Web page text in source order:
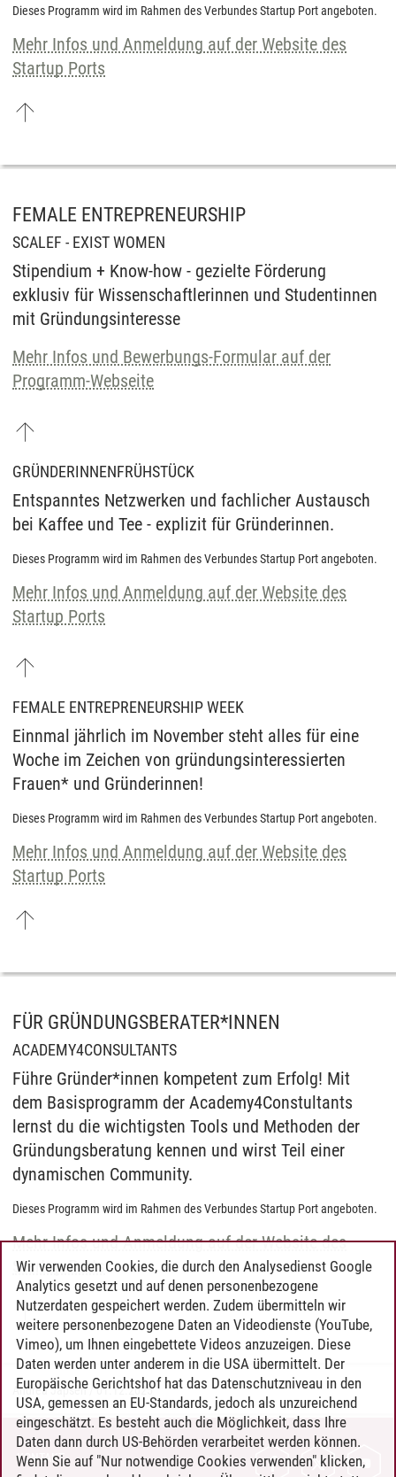
Dieses Programm wird im Rahmen des Verbundes Startup Port angeboten.
Mehr Infos und Anmeldung auf der Website des
Startup Ports
FEMALE ENTREPRENEURSHIP
SCALEF - EXIST WOMEN
Stipendium + Know-how - gezielte Förderung
exklusiv für Wissenschaftlerinnen und Studentinnen
mit Gründungsinteresse
Mehr Infos und Bewerbungs-Formular auf der
Programm-Webseite
GRÜNDERINNENFRÜHSTÜCK
Entspanntes Netzwerken und fachlicher Austausch
bei Kaffee und Tee - explizit für Gründerinnen.
Dieses Programm wird im Rahmen des Verbundes Startup Port angeboten.
Mehr Infos und Anmeldung auf der Website des
Startup Ports
FEMALE ENTREPRENEURSHIP WEEK
Einnmal jährlich im November steht alles für eine
Woche im Zeichen von gründungsinteressierten
Frauen* und Gründerinnen!
Dieses Programm wird im Rahmen des Verbundes Startup Port angeboten.
Mehr Infos und Anmeldung auf der Website des
Startup Ports
FÜR GRÜNDUNGSBERATER*INNEN
ACADEMY4CONSULTANTS
Führe Gründer*innen kompetent zum Erfolg! Mit
dem Basisprogramm der Academy4Constultants
lernst du die wichtigsten Tools und Methoden der
Gründungsberatung kennen und wirst Teil einer
dynamischen Community.
Dieses Programm wird im Rahmen des Verbundes Startup Port angeboten.
Mehr Infos und Anmeldung auf der Website des
Startup Ports
Andrea Japsen/01.12.2025
KONTAKT
Wir verwenden Cookies, die durch den Analysedienst Google
Analytics gesetzt und auf denen personenbezogene
Nutzerdaten gespeichert werden. Zudem übermitteln wir
weitere personenbezogene Daten an Videodienste (YouTube,
Vimeo), um Ihnen eingebettete Videos anzuzeigen. Diese
Daten werden unter anderem in die USA übermittelt. Der
Europäische Gerichtshof hat das Datenschutzniveau in den
USA, gemessen an EU-Standards, jedoch als unzureichend
eingeschätzt. Es besteht auch die Möglichkeit, dass Ihre
Daten dann durch US-Behörden verarbeitet werden können.
Wenn Sie auf "Nur notwendige Cookies verwenden" klicken,